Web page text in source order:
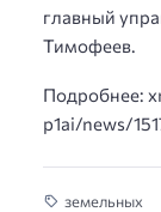
главный
Тимофеев.
Подробнее:
p1ai/news/
земельных